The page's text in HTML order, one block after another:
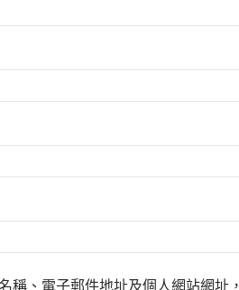
稱、電子郵件地址及個人網站網址